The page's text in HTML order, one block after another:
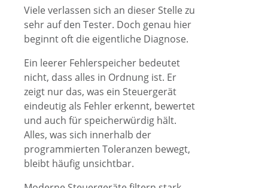
Viele verlassen sich an dieser Stelle zu
sehr auf den Tester. Doch genau hier
beginnt oft die eigentliche Diagnose.
Ein leerer Fehlerspeicher bedeutet
nicht, dass alles in Ordnung ist. Er
zeigt nur das, was ein Steuergerät
eindeutig als Fehler erkennt, bewertet
und auch für speicherwürdig hält.
Alles, was sich innerhalb der
programmierten Toleranzen bewegt,
bleibt häufig unsichtbar.